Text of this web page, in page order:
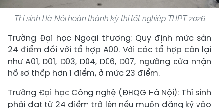
Thí sinh Hà Nội hoàn thành kỳ thi tốt nghiệp THPT 2026
Trường Đại học Ngoại thương: Quy định mức sàn
24 điểm đối với tổ hợp A00. Với các tổ hợp còn lại
như A01, D01, D03, D04, D06, D07, ngưỡng cửa nhận
hồ sơ thấp hơn 1 điểm, ở mức 23 điểm.
Trường Đại học Công nghệ (ĐHQG Hà Nội): Thí sinh
phải đạt từ 24 điểm trở lên nếu muốn đăng ký vào